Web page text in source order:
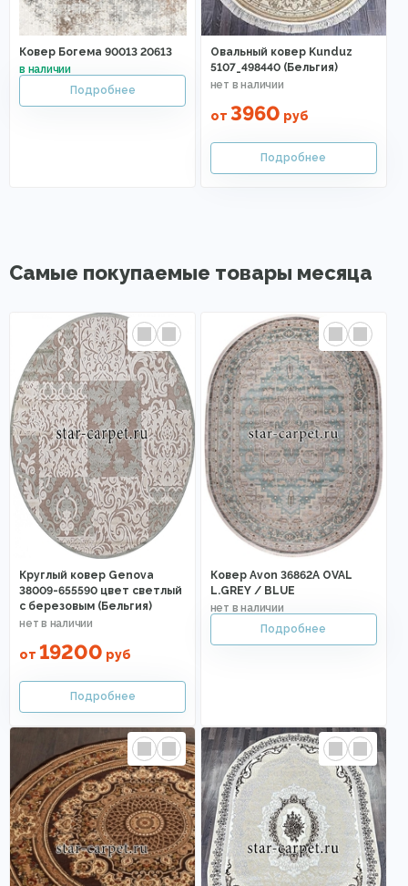
Ковер Богема 90013 20613
Овальный ковер Kunduz
5107_498440 (Бельгия)
от 3960 руб
Самые покупаемые товары месяца
Круглый ковер Genova
38009-655590 цвет светлый
с березовым (Бельгия)
от 19200 руб
Ковер Avon 36862A OVAL
L.GREY / BLUE